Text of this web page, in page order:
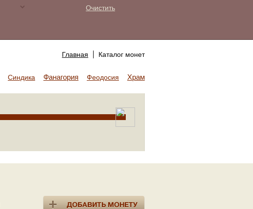
Очистить
Главная Каталог монет
Синдика Фанагория Феодосия Храм Аполлона